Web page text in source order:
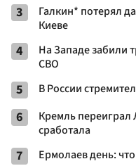
3
Галкин* потерял
Киеве
4
На Западе забили
СВО
5 В России
6
Кремль переиграл
сработала
7 Ермолаев день: